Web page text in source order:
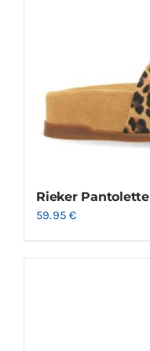
Rieker Pantolette
59.95€